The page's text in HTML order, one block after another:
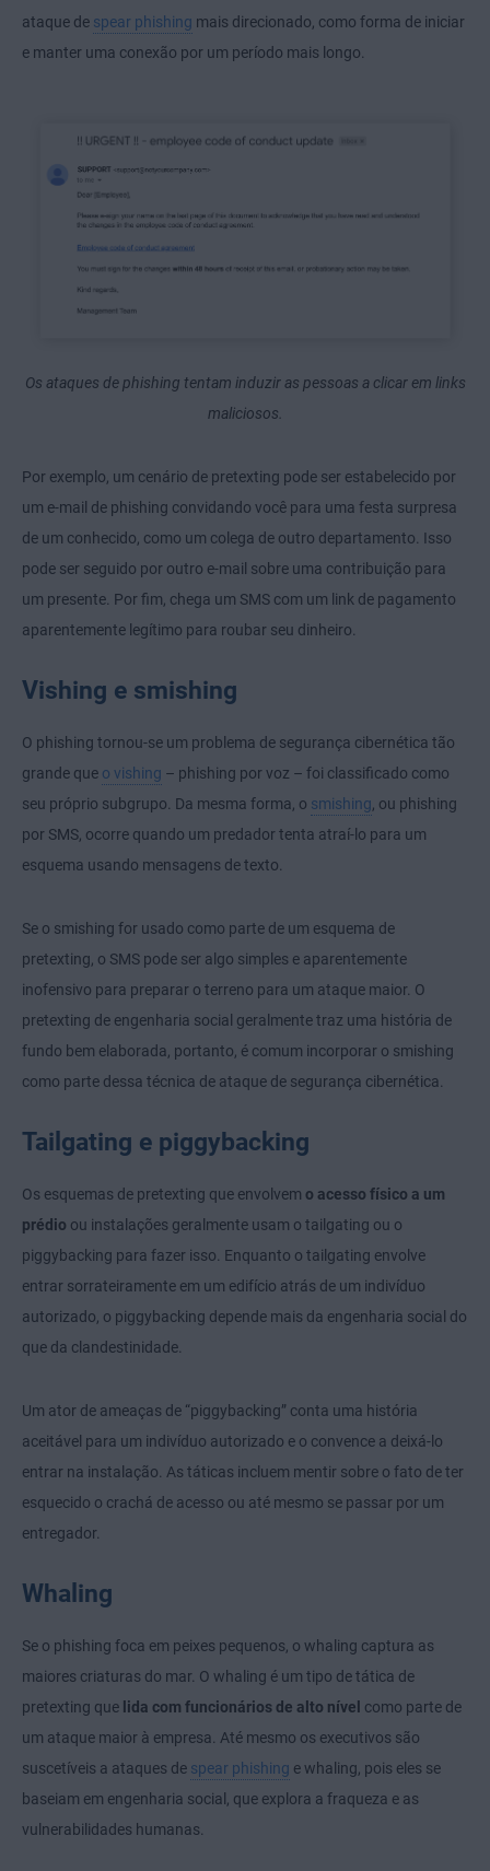
ataque de spear phishing mais direcionado, como forma de iniciar
e manter uma conexão por um período mais longo.
Os ataques de phishing tentam induzir as pessoas a clicar em links
maliciosos.
Por exemplo, um cenário de pretexting pode ser estabelecido por
um e-mail de phishing convidando você para uma festa surpresa
de um conhecido, como um colega de outro departamento. Isso
pode ser seguido por outro e-mail sobre uma contribuição para
um presente. Por fim, chega um SMS com um link de pagamento
aparentemente legítimo para roubar seu dinheiro.
Vishing e smishing
O phishing tornou-se um problema de segurança cibernética tão
grande que o vishing – phishing por voz – foi classificado como
seu próprio subgrupo. Da mesma forma, o smishing , ou phishing
por SMS, ocorre quando um predador tenta atraí-lo para um
esquema usando mensagens de texto.
Se o smishing for usado como parte de um esquema de
pretexting, o SMS pode ser algo simples e aparentemente
inofensivo para preparar o terreno para um ataque maior. O
pretexting de engenharia social geralmente traz uma história de
fundo bem elaborada, portanto, é comum incorporar o smishing
como parte dessa técnica de ataque de segurança cibernética.
Tailgating e piggybacking
Os esquemas de pretexting que envolvem o acesso físico a um
prédio ou instalações geralmente usam o tailgating ou o
piggybacking para fazer isso. Enquanto o tailgating envolve
entrar sorrateiramente em um edifício atrás de um indivíduo
autorizado, o piggybacking depende mais da engenharia social do
que da clandestinidade.
Um ator de ameaças de “piggybacking” conta uma história
aceitável para um indivíduo autorizado e o convence a deixá-lo
entrar na instalação. As táticas incluem mentir sobre o fato de ter
esquecido o crachá de acesso ou até mesmo se passar por um
entregador.
Whaling
Se o phishing foca em peixes pequenos, o whaling captura as
maiores criaturas do mar. O whaling é um tipo de tática de
pretexting que lida com funcionários de alto nível como parte de
um ataque maior à empresa. Até mesmo os executivos são
suscetíveis a ataques de spear phishing e whaling, pois eles se
baseiam em engenharia social, que explora a fraqueza e as
vulnerabilidades humanas.